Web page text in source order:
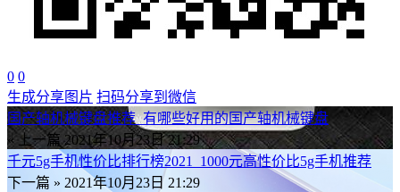
0 0
生成分享图片 扫码分享到微信
国产轴机械键盘推荐_有哪些好用的国产轴机械键盘
« 上一篇 2021年10月23日 21:29
千元5g手机性价比排行榜2021_1000元高性价比5g手机推荐
下一篇 » 2021年10月23日 21:29